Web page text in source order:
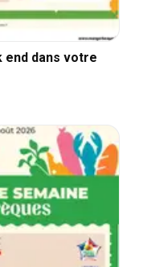
end dans votre